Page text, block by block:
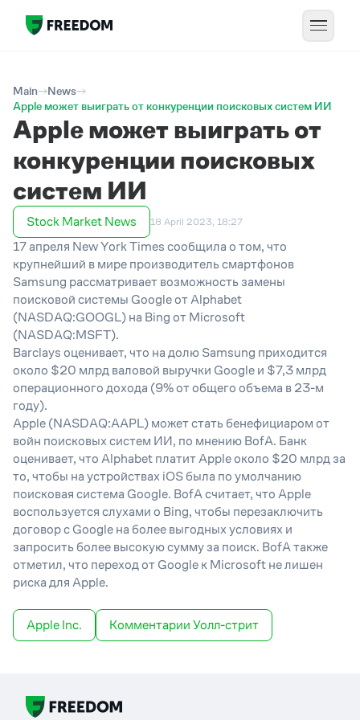
Main
News
Apple может выиграть от конкуренции поисковых систем ИИ
Apple может выиграть от
конкуренции поисковых
систем ИИ
Stock Market News 18 April 2023, 18:27
17 апреля New York Times сообщила о том, что
крупнейший в мире производитель смартфонов
Samsung рассматривает возможность замены
поисковой системы Google от Alphabet
(NASDAQ:GOOGL) на Bing от Microsoft
(NASDAQ:MSFT).
Barclays оценивает, что на долю Samsung приходится
около $20 млрд валовой выручки Google и $7,3 млрд
операционного дохода (9% от общего объема в 23-м
году).
Apple (NASDAQ:AAPL) может стать бенефициаром от
войн поисковых систем ИИ, по мнению BofA. Банк
оценивает, что Alphabet платит Apple около $20 млрд за
то, чтобы на устройствах iOS была по умолчанию
поисковая система Google. BofA считает, что Apple
воспользуется слухами о Bing, чтобы перезаключить
договор с Google на более выгодных условиях и
запросить более высокую сумму за поиск. BofA также
отметил, что переход от Google к Microsoft не лишен
риска для Apple.
Apple Inc. Комментарии Уолл-стрит